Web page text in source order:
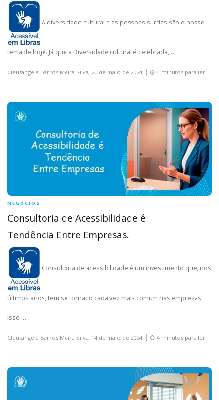
A diversidade cultural e as pessoas surdas são o nosso
tema de hoje. Já que a Diversidade cultural é celebrada, …
Cleusangela Barros Meira Silva, 20 de maio de 2024 4 minutos para ler
NEGÓCIOS
Consultoria de Acessibilidade é
Tendência Entre Empresas.
Consultoria de acessibilidade é um investimento que, nos
últimos anos, tem se tornado cada vez mais comum nas empresas.
Isso …
Cleusangela Barros Meira Silva, 14 de maio de 2024 4 minutos para ler